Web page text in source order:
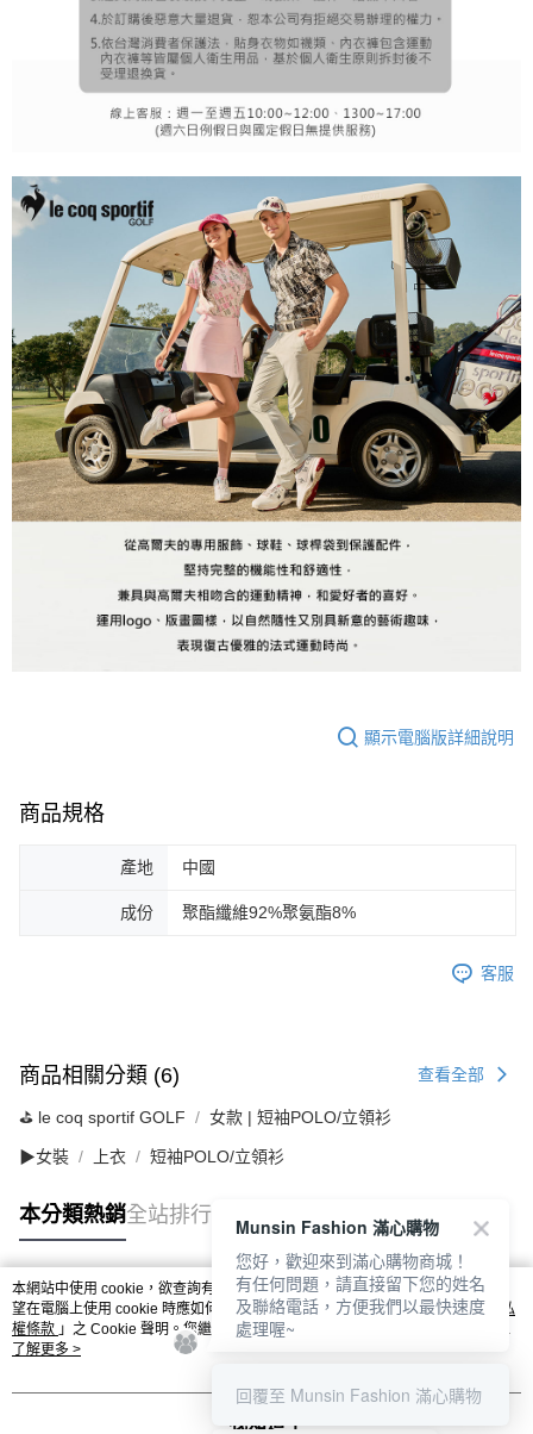
顯示電腦版詳細說明
商品規格
產地 中國
成份 聚酯纖維92%聚氨酯8%
客服
商品相關分類 (6) 查看全部
⛳️ le coq sportif GOLF 女款 | 短袖POLO/立領衫
▶女裝 上衣 短袖POLO/立領衫
本分類熱銷全站排行
熱門標籤
本網站中使用 cookie，欲查詢有關本網站使用 cookie 方式之詳情，及若您不希
望在電腦上使用 cookie 時應如何變更電腦的 cookie 設定，請參閱本網站「
隱私
權條款 」之 Cookie 聲明。您繼續使用本網站即表示您同意本公司得按本網站使
用條款之 Cookie 聲明使用 cookie。
了解更多 >
我知道了
Munsin Fashion 滿心購物
您好，歡迎來到滿心購物商城！
有任何問題，請直接留下您的姓名
及聯絡電話，方便我們以最快速度
處理喔~
回覆至 Munsin Fashion 滿心購物